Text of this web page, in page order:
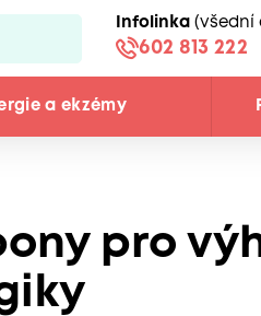
Infolinka (všední
602 813 222
a ekzémy
pro